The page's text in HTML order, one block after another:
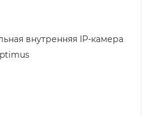
внутренняя IP-камера